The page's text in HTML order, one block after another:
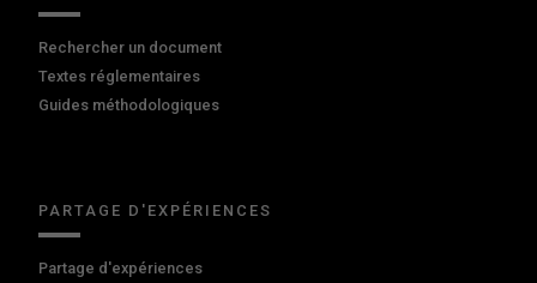
Rechercher un document
Textes réglementaires
Guides méthodologiques
PARTAGE D'EXPÉRIENCES
Partage d'expériences